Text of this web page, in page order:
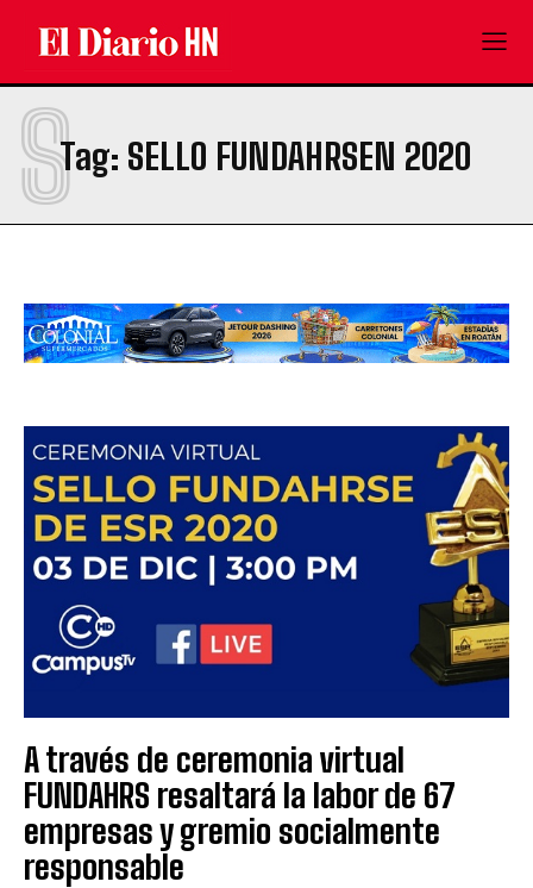
Tag: SELLO FUNDAHRSEN 2020
S
A través de ceremonia virtual
FUNDAHRS resaltará la labor de 67
empresas y gremio socialmente
responsable